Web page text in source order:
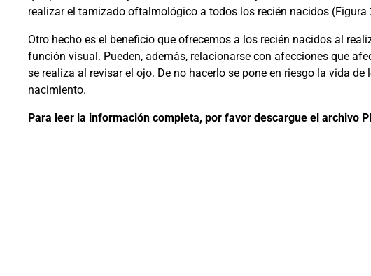
realizar el tamizado oftalmológico a todos los recién nacidos (Figura
Otro hecho es el beneficio que ofrecemos a los recién nacidos al
función visual. Pueden, además, relacionarse con afecciones que
se realiza al revisar el ojo. De no hacerlo se pone en riesgo la vida
nacimiento.
Para leer la información completa, por favor descargue el archivo